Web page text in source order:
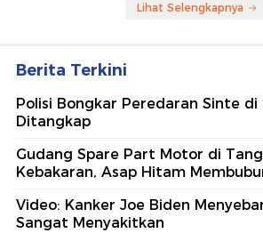
Lihat Selengkapnya
Berita Terkini
Polisi Bongkar Peredaran Sinte di
Ditangkap
Gudang Spare Part Motor di
Kebakaran, Asap Hitam
Video: Kanker Joe Biden
Sangat Menyakitkan